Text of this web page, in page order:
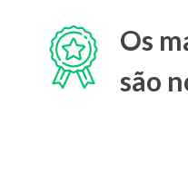
Os
são